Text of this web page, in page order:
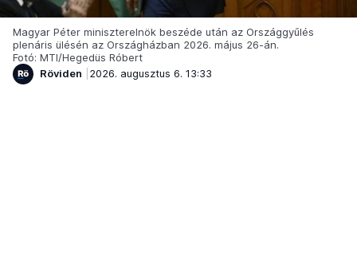
Magyar Péter miniszterelnök beszéde után az Országgyűlés
plenáris ülésén az Országházban 2026. május 26-án.
Fotó: MTI/Hegedüs Róbert
Röviden
2026. augusztus 6. 13:33